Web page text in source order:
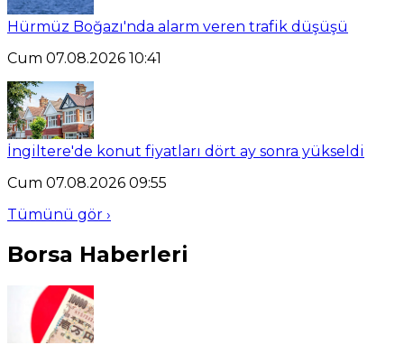
Hürmüz Boğazı'nda alarm veren trafik düşüşü
Cum 07.08.2026 10:41
İngiltere'de konut fiyatları dört ay sonra yükseldi
Cum 07.08.2026 09:55
Tümünü gör ›
Borsa Haberleri